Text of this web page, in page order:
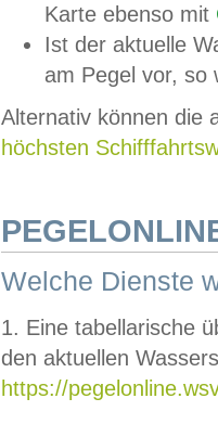
Karte ebenso mit
Ist der aktuelle
am Pegel vor,
Alternativ können die
höchsten
Welche Dienste
1. Eine tabellarische
den aktuellen
https://